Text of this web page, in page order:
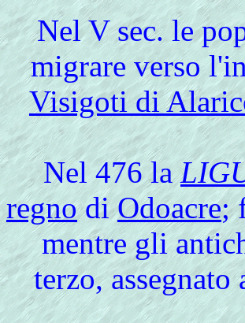
NelV sec. le
migrare verso
Visigoti di
Nel 476 la
regnodiOdoacre;
mentre gli
terzo,